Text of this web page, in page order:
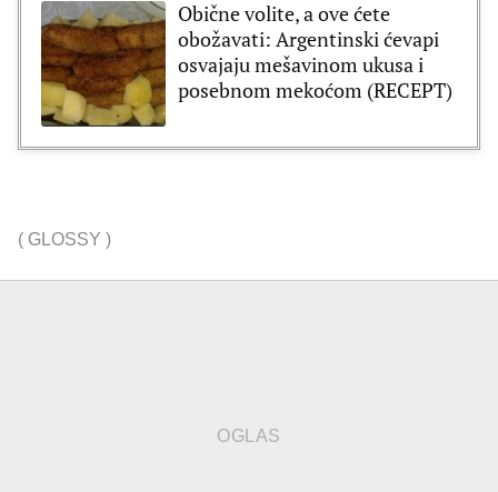
Obične volite, a ove ćete
obožavati: Argentinski ćevapi
osvajaju mešavinom ukusa i
posebnom mekoćom (RECEPT)
( GLOSSY )